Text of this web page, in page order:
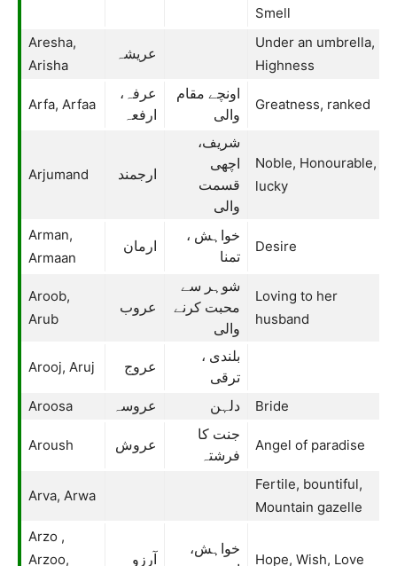
Smell
Aresha,
Arisha
عریشہ
Under an umbrella,
Highness
Arfa, Arfaa
عرفہ،
ارفعہ
اونچے مقام
والی
Greatness, ranked
Arjumand ارجمند
شریف،
اچھی
قسمت
والی
Noble, Honourable,
lucky
Arman,
Armaan
ارمان
خواہش ،
تمنا
Desire
Aroob,
Arub
عروب
شوہر سے
محبت کرنے
والی
Loving to her
husband
Arooj, Aruj عروج
بلندی ،
ترقی
Aroosa عروسہ دلہن Bride
Aroush عروش
جنت کا
فرشتہ
Angel of paradise
Arva, Arwa
Fertile, bountiful,
Mountain gazelle
Arzo ,
Arzoo,
آرزو
خواہش،
Hope, Wish, Love